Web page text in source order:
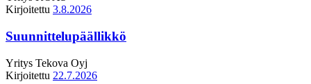
Kirjoitettu 3.8.2026
Suunnittelupäällikkö
Yritys Tekova Oyj
Kirjoitettu 22.7.2026